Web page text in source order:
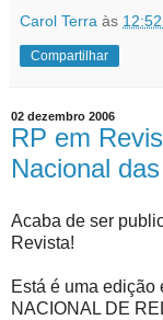
Carol Terra às
Compartilhar
02 dezembro 2006
RP em
Nacional
Acaba de ser
Revista!
Está é uma
NACIONAL DE